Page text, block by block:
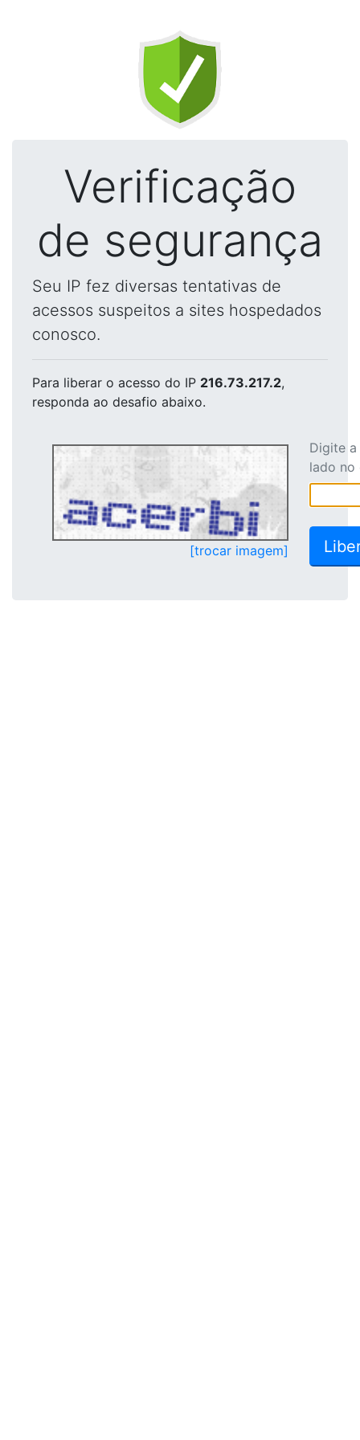
Verificação
de segurança
Seu IP fez diversas tentativas de
acessos suspeitos a sites hospedados
conosco.
Para liberar o acesso do IP 216.73.217.2,
responda ao desafio abaixo.
[trocar imagem]
Digite
lado no